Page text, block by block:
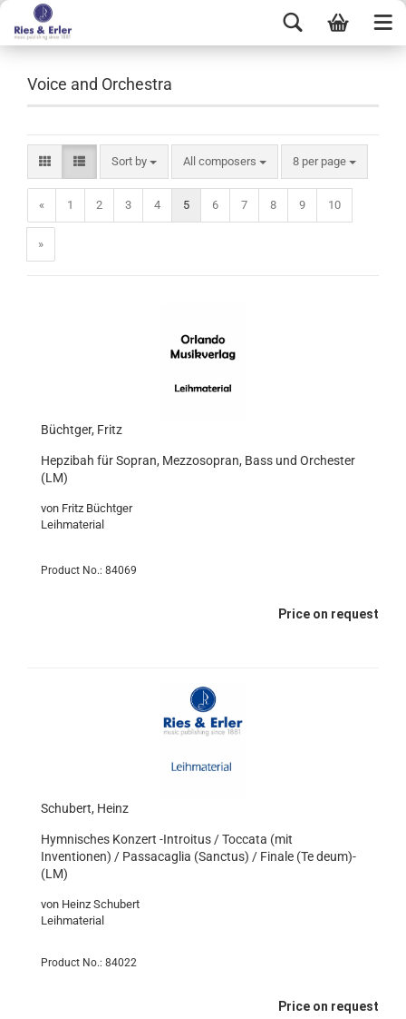
Voice and Orchestra
Sort by All composers 8 per page
« 1 2 3 4 5 6 7 8 9 10
»
Büchtger, Fritz
Hepzibah für Sopran, Mezzosopran, Bass und Orchester
(LM)
von Fritz Büchtger
Leihmaterial
Product No.: 84069
Price on request
Schubert, Heinz
Hymnisches Konzert -Introitus / Toccata (mit
Inventionen) / Passacaglia (Sanctus) / Finale (Te deum)-
(LM)
von Heinz Schubert
Leihmaterial
Product No.: 84022
Price on request